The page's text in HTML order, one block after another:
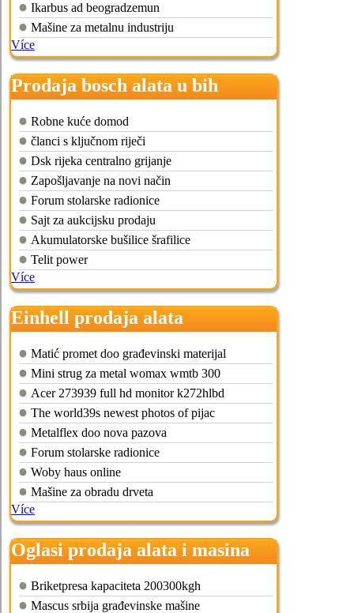
Ikarbus ad beogradzemun
Mašine za metalnu industriju
Více
Prodaja bosch alata u bih
Robne kuće domod
članci s ključnom riječi
Dsk rijeka centralno grijanje
Zapošljavanje na novi način
Forum stolarske radionice
Sajt za aukcijsku prodaju
Akumulatorske bušilice šrafilice
Telit power
Více
Einhell prodaja alata
Matić promet doo građevinski materijal
Mini strug za metal womax wmtb 300
Acer 273939 full hd monitor k272hlbd
The world39s newest photos of pijac
Metalflex doo nova pazova
Forum stolarske radionice
Woby haus online
Mašine za obradu drveta
Více
Oglasi prodaja alata i masina
Briketpresa kapaciteta 200300kgh
Mascus srbija građevinske mašine